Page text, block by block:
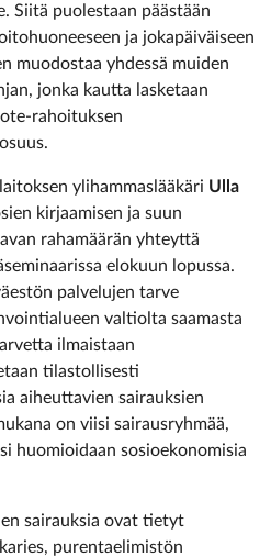
Siitä puolestaan päästään
ja jokapäiväiseen
muodostaa yhdessä muiden
jonka kautta lasketaan
rahoituksen
ylihammaslääkäri Ulla
kirjaamisen ja suun
rahamäärän yhteyttä
elokuun lopussa.
palvelujen tarve
valtiolta saamasta
ilmaistaan
tilastollisesti
aiheuttavien sairauksien
on viisi sairausryhmää,
huomioidaan sosioekonomisia
sairauksia ovat tietyt
purentaelimistön